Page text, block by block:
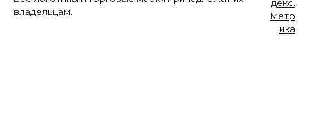
владельцам.